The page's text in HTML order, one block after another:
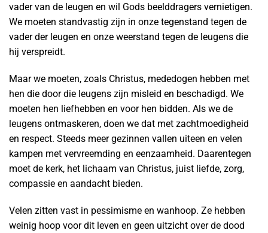
vader van de leugen en wil Gods beelddragers vernietigen.
We moeten standvastig zijn in onze tegenstand tegen de
vader der leugen en onze weerstand tegen de leugens die
hij verspreidt.
Maar we moeten, zoals Christus, mededogen hebben met
hen die door die leugens zijn misleid en beschadigd. We
moeten hen liefhebben en voor hen bidden. Als we de
leugens ontmaskeren, doen we dat met zachtmoedigheid
en respect. Steeds meer gezinnen vallen uiteen en velen
kampen met vervreemding en eenzaamheid. Daarentegen
moet de kerk, het lichaam van Christus, juist liefde, zorg,
compassie en aandacht bieden.
Velen zitten vast in pessimisme en wanhoop. Ze hebben
weinig hoop voor dit leven en geen uitzicht over de dood